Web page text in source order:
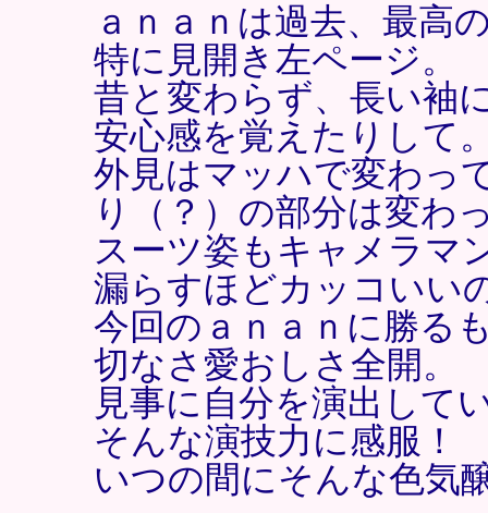
ａｎａｎは過去、最高
特に見開き左ページ。
昔と変わらず、長い袖
安心感を覚えたりして
外見はマッハで変わっ
り（？）の部分は変わ
スーツ姿もキャメラマ
漏らすほどカッコいい
今回のａｎａｎに勝る
切なさ愛おしさ全開。
見事に自分を演出して
そんな演技力に感服！
いつの間にそんな色気